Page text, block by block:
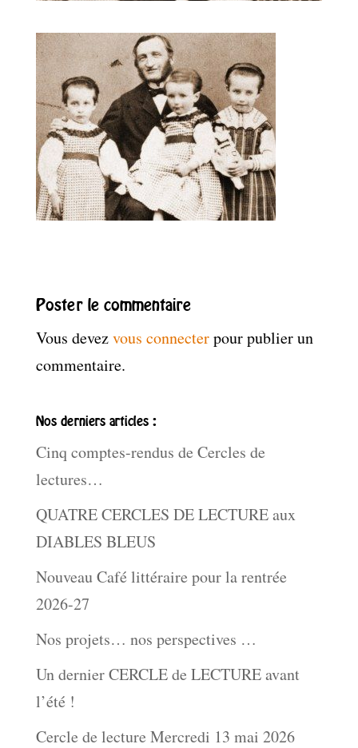
Poster le commentaire
Vous devezvous connecterpour publier un
commentaire.
Nos derniers articles :
Cinq comptes-rendus de Cercles de
lectures…
QUATRE CERCLES DE LECTURE aux
DIABLES BLEUS
Nouveau Café littéraire pour la rentrée
2026-27
Nos projets… nos perspectives …
Un dernier CERCLE de LECTURE avant
l’été !
Cercle de lecture Mercredi 13 mai 2026